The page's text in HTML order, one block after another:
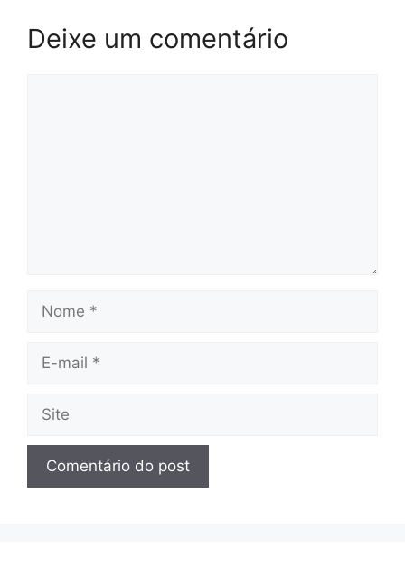
Deixe um comentário
Nome
Site